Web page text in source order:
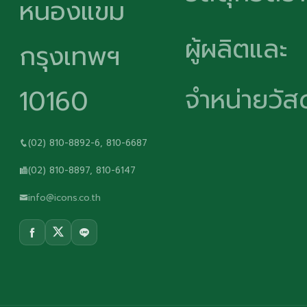
หนองแขม
กรุงเทพฯ
10160
(02) 810-8892-6, 810-6687
(02) 810-8897, 810-6147
info@icons.co.th
ผู้ผลิตและ
จำหน่ายวั